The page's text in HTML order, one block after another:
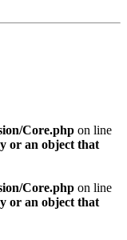
Core.php on line
or an object that
Core.php on line
or an object that